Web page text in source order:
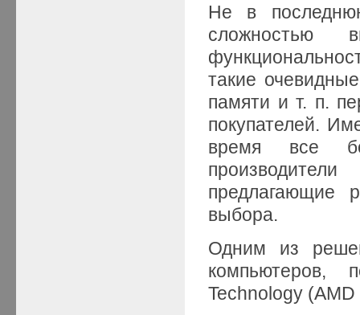
Не в
сложностью
такие
памяти и т. п.
покупателей.
время все
предлагающие
выбора.
Одним из
компьютеров,
Technology